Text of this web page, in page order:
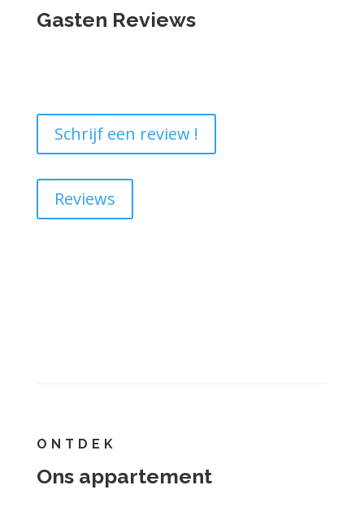
Gasten Reviews
Schrijf een review !
Reviews
ONTDEK
Ons appartement